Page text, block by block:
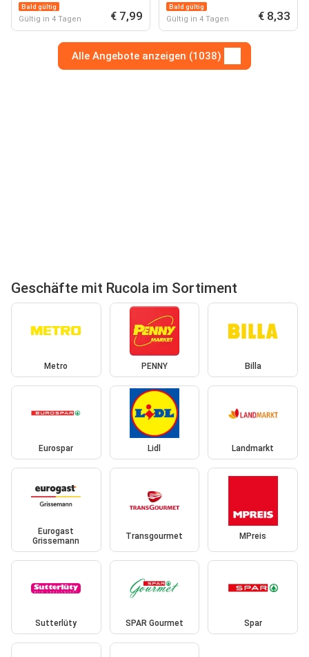
Bald gültig
Gültig in 4 Tagen € 7,99
Bald gültig
Gültig in 4 Tagen € 8,33
Alle Angebote anzeigen (1038)
Geschäfte mit Rucola im Sortiment
Metro PENNY Billa
Eurospar Lidl Landmarkt
Eurogast
Grissemann
Transgourmet MPreis
Sutterlüty SPAR Gourmet Spar